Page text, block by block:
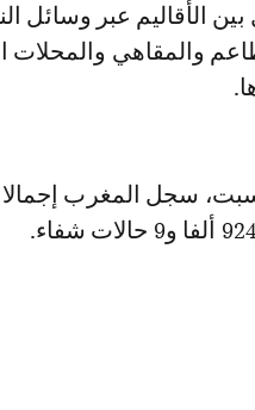
بين الأقاليم عبر
والمقاهي والمحلات